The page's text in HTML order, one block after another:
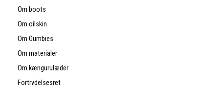
Om boots
Om oilskin
Om Gumbies
Om materialer
Om kængurulæder
Fortrydelsesret